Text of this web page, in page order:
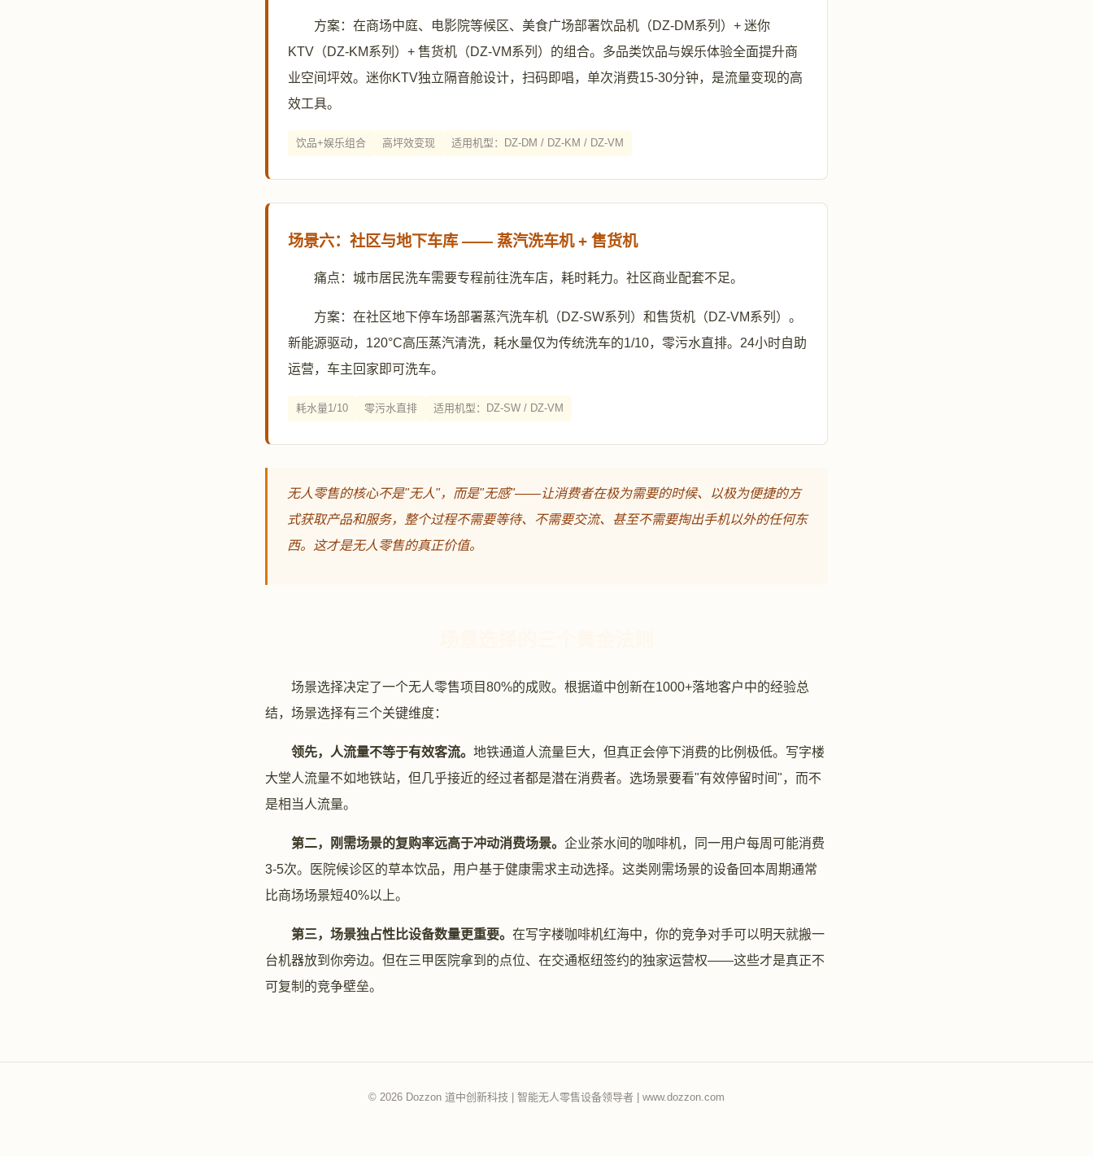
方案：在商场中庭、电影院等候区、美食广场部署饮品机（DZ-DM系列）+ 迷你
KTV（DZ-KM系列）+ 售货机（DZ-VM系列）的组合。多品类饮品与娱乐体验全面提升商
业空间坪效。迷你KTV独立隔音舱设计，扫码即唱，单次消费15-30分钟，是流量变现的高
效工具。
饮品+娱乐组合 高坪效变现 适用机型：DZ-DM / DZ-KM / DZ-VM
场景六：社区与地下车库 —— 蒸汽洗车机 + 售货机
痛点：城市居民洗车需要专程前往洗车店，耗时耗力。社区商业配套不足。
方案：在社区地下停车场部署蒸汽洗车机（DZ-SW系列）和售货机（DZ-VM系列）。
新能源驱动，120°C高压蒸汽清洗，耗水量仅为传统洗车的1/10，零污水直排。24小时自助
运营，车主回家即可洗车。
耗水量1/10 零污水直排 适用机型：DZ-SW / DZ-VM
无人零售的核心不是"无人"，而是"无感"——让消费者在极为需要的时候、以极为便捷的方
式获取产品和服务，整个过程不需要等待、不需要交流、甚至不需要掏出手机以外的任何东
西。这才是无人零售的真正价值。
场景选择决定了一个无人零售项目80%的成败。根据道中创新在1000+落地客户中的经验总
结，场景选择有三个关键维度：
领先，人流量不等于有效客流。 地铁通道人流量巨大，但真正会停下消费的比例极低。写字楼
大堂人流量不如地铁站，但几乎接近的经过者都是潜在消费者。选场景要看"有效停留时间"，而不
是相当人流量。
第二，刚需场景的复购率远高于冲动消费场景。 企业茶水间的咖啡机，同一用户每周可能消费
3-5次。医院候诊区的草本饮品，用户基于健康需求主动选择。这类刚需场景的设备回本周期通常
比商场场景短40%以上。
第三，场景独占性比设备数量更重要。 在写字楼咖啡机红海中，你的竞争对手可以明天就搬一
台机器放到你旁边。但在三甲医院拿到的点位、在交通枢纽签约的独家运营权——这些才是真正不
可复制的竞争壁垒。
© 2026 Dozzon 道中创新科技 | 智能无人零售设备领导者 | www.dozzon.com